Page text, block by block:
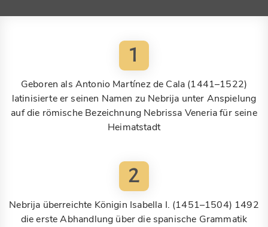
1
Geboren als Antonio Martínez de Cala (1441–1522)
latinisierte er seinen Namen zu Nebrija unter Anspielung
auf die römische Bezeichnung Nebrissa Veneria für seine
Heimatstadt
2
Nebrija überreichte Königin Isabella I. (1451–1504) 1492
die erste Abhandlung über die spanische Grammatik